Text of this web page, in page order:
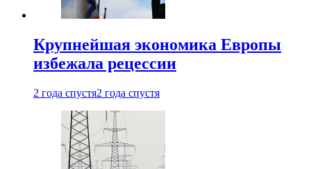
Крупнейшая экономика Европы
избежала рецессии
2 года спустя2 года спустя